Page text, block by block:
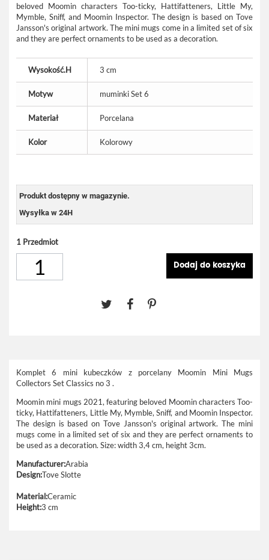
beloved Moomin characters Too-ticky, Hattifatteners, Little My,
Mymble, Sniff, and Moomin Inspector. The design is based on Tove
Jansson's original artwork. The mini mugs come in a limited set of six
and they are perfect ornaments to be used as a decoration.
Wysokość.H 3 cm
Motyw muminki Set 6
Materiał Porcelana
Kolor Kolorowy
Produkt dostępny w magazynie.
Wysyłka w 24H
1 Przedmiot
Dodaj do koszyka
Komplet 6 mini kubeczków z porcelany Moomin Mini Mugs
Collectors Set Classics no 3 .
Moomin mini mugs 2021, featuring beloved Moomin characters Too-
ticky, Hattifatteners, Little My, Mymble, Sniff, and Moomin Inspector.
The design is based on Tove Jansson's original artwork. The mini
mugs come in a limited set of six and they are perfect ornaments to
be used as a decoration. Size: width 3,4 cm, height 3cm.
Manufacturer:Arabia
Design:Tove Slotte
Material:Ceramic
Height:3 cm